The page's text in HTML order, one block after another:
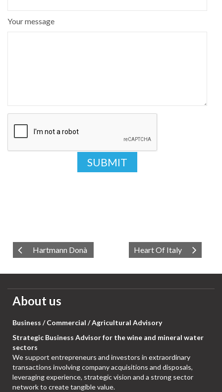
Your message
Hartmann Donà Heart Of Italy
About us
Business / Commercial / Agricultural Advisory
Strategic Business Advisor for the wine and mineral water
sectors
We support entrepreneurs and investors in extraordinary
transactions involving company acquisitions and disposals,
leveraging experience, strategic vision and a strong sector
network to create tangible value.